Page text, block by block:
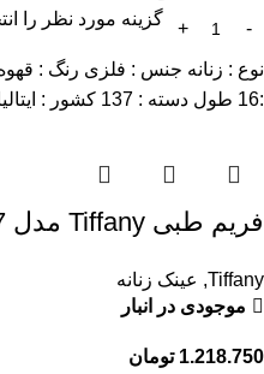
گزینه مورد نظر را
:16 طول دسته : 137 کشور : ایتالیا
فریم طبی Tiffany مدل 8117 قهوه ای
Tiffany
, عینک زنانه
موجودی در انبار
1.218.750 تومان